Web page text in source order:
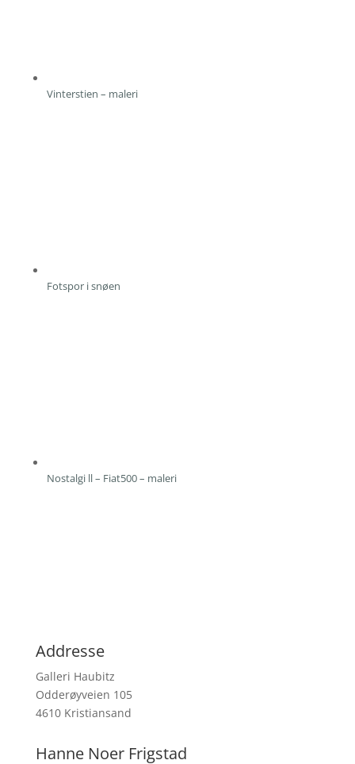
Vinterstien – maleri
Fotspor i snøen
Nostalgi ll – Fiat500 – maleri
Addresse
Galleri Haubitz
Odderøyveien 105
4610 Kristiansand
Hanne Noer Frigstad